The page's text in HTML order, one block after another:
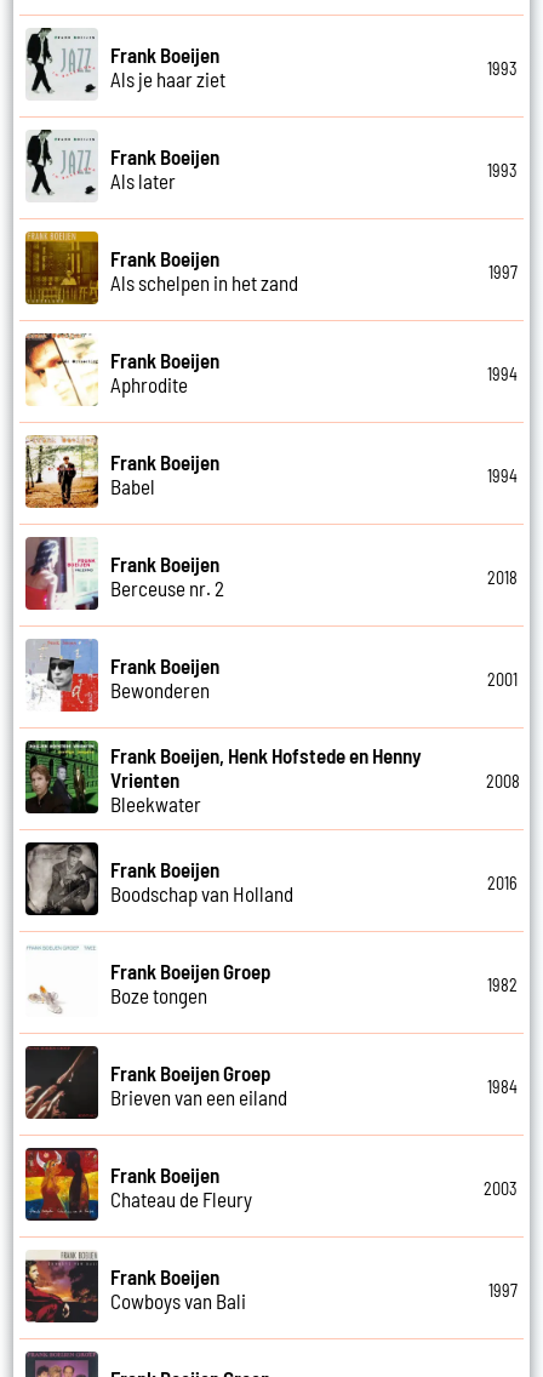
Frank Boeijen
Als je haar ziet
1993
Frank Boeijen
Als later
1993
Frank Boeijen
Als schelpen in het zand
1997
Frank Boeijen
Aphrodite
1994
Frank Boeijen
Babel
1994
Frank Boeijen
Berceuse nr. 2
2018
Frank Boeijen
Bewonderen
2001
Frank Boeijen, Henk Hofstede en Henny
Vrienten
Bleekwater
2008
Frank Boeijen
Boodschap van Holland
2016
Frank Boeijen Groep
Boze tongen
1982
Frank Boeijen Groep
Brieven van een eiland
1984
Frank Boeijen
Chateau de Fleury
2003
Frank Boeijen
Cowboys van Bali
1997